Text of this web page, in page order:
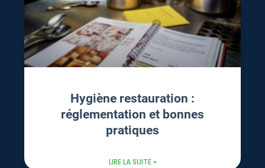
Hygiène restauration :
réglementation et bonnes
pratiques
LIRE LA SUITE »